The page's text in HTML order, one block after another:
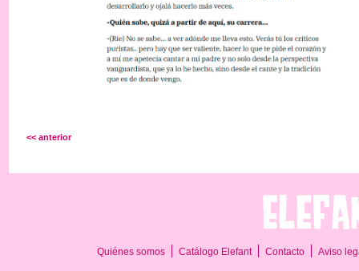
<< anterior
Quiénes somos Catálogo Elefant Contacto Aviso